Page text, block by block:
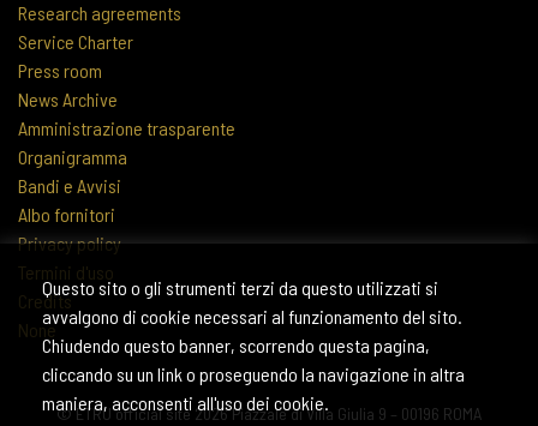
Questo sito o gli strumenti terzi da questo utilizzati si
avvalgono di cookie necessari al funzionamento del sito.
Chiudendo questo banner, scorrendo questa pagina,
cliccando su un link o proseguendo la navigazione in altra
maniera, acconsenti all'uso dei cookie.
Research agreements
Service Charter
Press room
News Archive
Amministrazione trasparente
Organigramma
Bandi e Avvisi
Albo fornitori
Privacy policy
Termini d'uso
Credits
None
© ETRU official site 2026 Piazzale di Villa Giulia 9 – 00196 ROMA